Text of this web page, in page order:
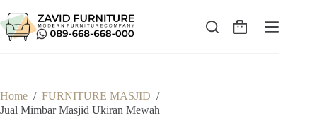
to
content
Shopping
Home / FURNITURE MASJID /
Jual Mimbar Masjid Ukiran Mewah